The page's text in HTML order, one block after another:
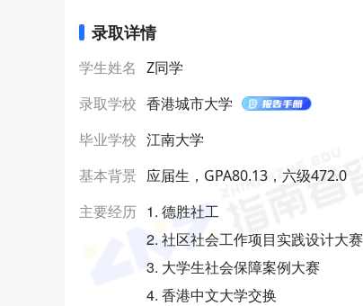
录取详情
学生姓名 Z同学
录取学校 香港城市大学
毕业学校 江南大学
基本背景 应届生，GPA80.13，六级472.0
主要经历 1. 德胜社工
2. 社区社会工作项目实践设计大赛
3. 大学生社会保障案例大赛
4. 香港中文大学交换